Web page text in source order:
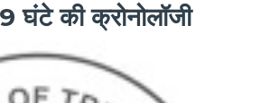
घंटे की क्रोनोलॉजी